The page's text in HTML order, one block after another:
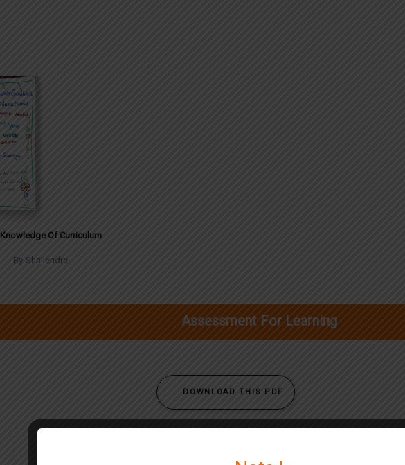
Knowledge Of Curriculum
By-Shailendra
Assessment For Learning
DOWNLOAD THIS PDF
Contact With Us YouTube InstagramTelegram